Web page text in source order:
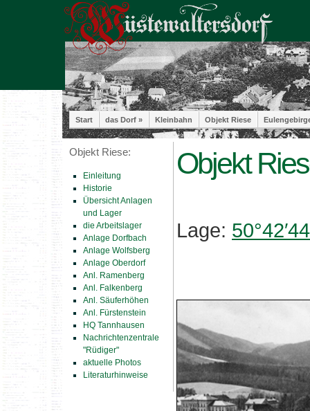
Start das Dorf » Kleinbahn Objekt Riese
Objekt Riese:
Einleitung
Historie
Übersicht Anlagen
und Lager
die Arbeitslager
Anlage Dorfbach
Anlage Wolfsberg
Anlage Oberdorf
Anl. Ramenberg
Anl. Falkenberg
Anl. Säuferhöhen
Anl. Fürstenstein
HQ Tannhausen
Nachrichtenzentrale
"Rüdiger"
aktuelle Photos
Literaturhinweise
Objekt
Lage: